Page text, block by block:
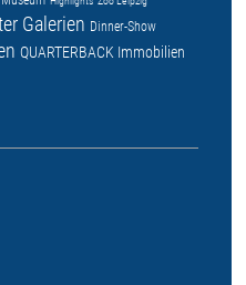
Galerien Dinner-Show
QUARTERBACK Immobilien